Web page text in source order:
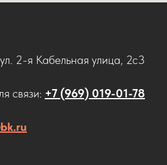
2-я Кабельная улица, 2с3
связи: +7 (969) 019-01-78